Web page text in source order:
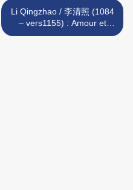
Li Qingzhao / 李清照 (1084
– vers1155) : Amour et
mélancolie >